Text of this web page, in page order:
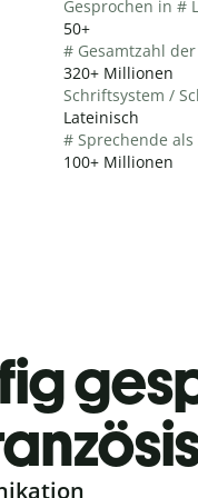
Gesprochen in #
50+
# Gesamtzahl
320+ Millionen
Schriftsystem /
Lateinisch
# Sprechende
100+ Millionen